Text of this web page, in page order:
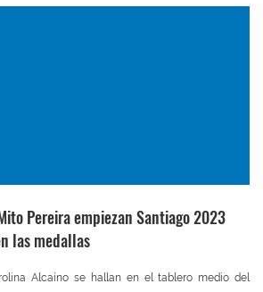
Pereira empiezan Santiago 2023
las medallas
Alcaíno se hallan en el tablero medio del